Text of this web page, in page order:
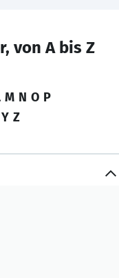
von A bis Z
M N O P
Y Z